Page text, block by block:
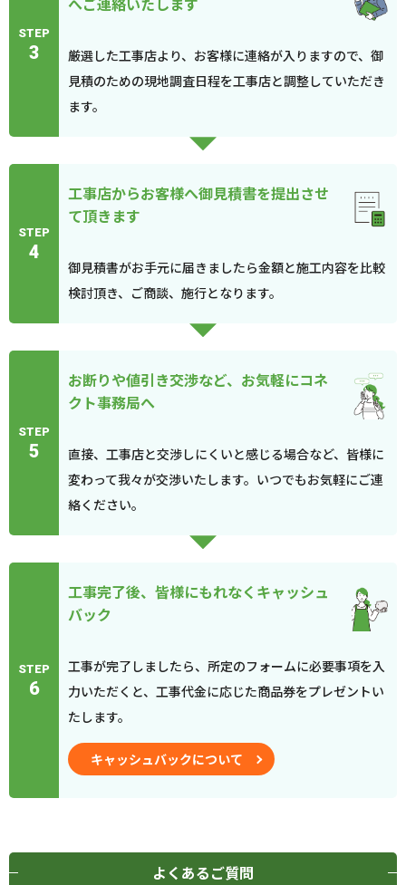
STEP
3
厳選した工事店より、お客様に連絡が入りますので、御
見積のための現地調査日程を工事店と調整していただき
ます。
STEP
4
工事店からお客様へ御見積書を提出させ
て頂きます
御見積書がお手元に届きましたら金額と施工内容を比較
検討頂き、ご商談、施行となります。
STEP
5
お断りや値引き交渉など、お気軽にコネ
クト事務局へ
直接、工事店と交渉しにくいと感じる場合など、皆様に
変わって我々が交渉いたします。いつでもお気軽にご連
絡ください。
STEP
6
工事完了後、皆様にもれなくキャッシュ
バック
工事が完了しましたら、所定のフォームに必要事項を入
力いただくと、工事代金に応じた商品券をプレゼントい
たします。
キャッシュバックについて
よくあるご質問